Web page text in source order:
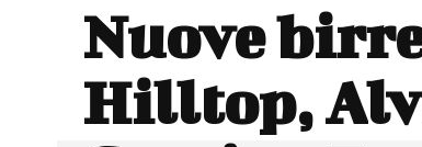
Nuove
Hilltop,